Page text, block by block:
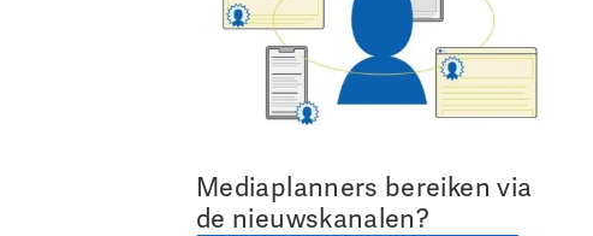
Mediaplanners bereiken via
de nieuwskanalen?